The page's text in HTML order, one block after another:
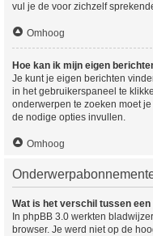
vul je de voor zichzelf
Omhoog
Hoe kan ik mijn eigen
Je kunt je eigen berichten
in het gebruikerspaneel te
onderwerpen te zoeken moet
de nodige opties invullen.
Omhoog
Wat is het verschil tussen
In phpBB 3.0 werkten
browser. Je werd niet op de